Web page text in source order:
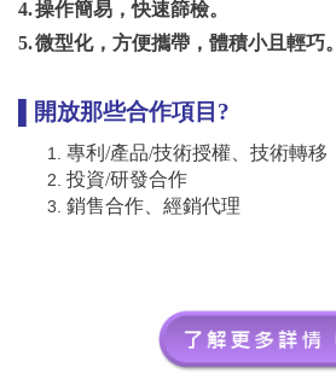
4.操作簡易，快速篩檢。
5.微型化，方便攜帶，體積小且輕巧。
▌開放那些合作項目 ?
專利/產品/技術授權、技術轉移
投資/研發合作
銷售合作、經銷代理